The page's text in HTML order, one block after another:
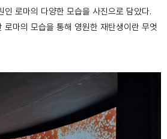
인 로마의 다양한 모습을 사진으로 담았다.
로마의 모습을 통해 영원한 재탄생이란 무엇